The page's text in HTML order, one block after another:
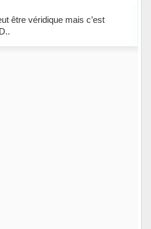
être véridique mais c’est